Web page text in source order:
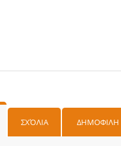
ΣΧΌΛΙΑ ΔΗΜΟΦΙΛΗ